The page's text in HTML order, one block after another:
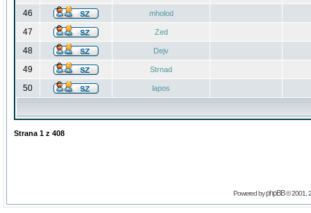
46 mholod
47 Zed
48 Dejv
49 Strnad
50 lapos
Strana 1 z 408
Powered byphpBB© 2001,